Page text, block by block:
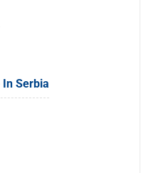
Serbia